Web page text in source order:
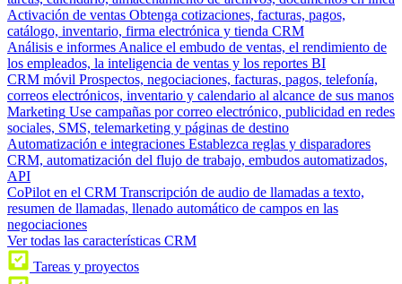
Activación de ventas Obtenga cotizaciones, facturas, pagos,
catálogo, inventario, firma electrónica y tienda CRM
Análisis e informes Analice el embudo de ventas, el rendimiento de
los empleados, la inteligencia de ventas y los reportes BI
CRM móvil Prospectos, negociaciones, facturas, pagos, telefonía,
correos electrónicos, inventario y calendario al alcance de sus manos
Marketing Use campañas por correo electrónico, publicidad en redes
sociales, SMS, telemarketing y páginas de destino
Automatización e integraciones Establezca reglas y disparadores
CRM, automatización del flujo de trabajo, embudos automatizados,
API
CoPilot en el CRM Transcripción de audio de llamadas a texto,
resumen de llamadas, llenado automático de campos en las
negociaciones
Ver todas las características CRM
Tareas y proyectos